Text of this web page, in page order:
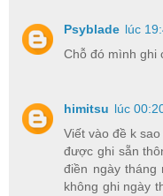
Psyblade lúc
Chỗ đó mình ghi
himitsu lúc
Viết vào đề k
được ghi sẵn
điền ngày tháng
không ghi ngày